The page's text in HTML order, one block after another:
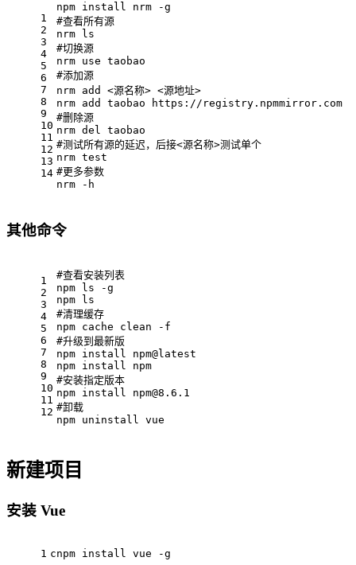
1
2
3
4
5
6
7
8
9
10
11
12
13
14
npm install nrm -g
#查看所有源
nrm
ls
#切换源
nrm use taobao
#添加源
nrm add <源名称> <源地址>
nrm add taobao https://registry.npmmirror.com
#删除源
nrm del taobao
#测试所有源的延迟，后接<源名称>测试单个
nrm test
#更多参数
nrm -h
其他命令
1
2
3
4
5
6
7
8
9
10
11
12
#查看安装列表
npm
ls -g
npm
ls
#清理缓存
npm cache clean -f
#升级到最新版
npm install npm@latest
npm install npm
#安装指定版本
npm install npm@8.6.1
#卸载
npm uninstall vue
新建项目
安装 Vue
1 cnpm install vue -g